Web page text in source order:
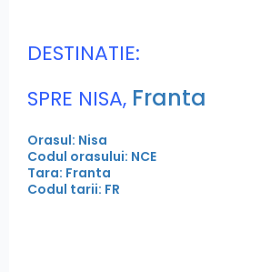
DESTINATIE:
SPRE NISA, Franta
Orasul: Nisa
Codul orasului: NCE
Tara: Franta
Codul tarii: FR